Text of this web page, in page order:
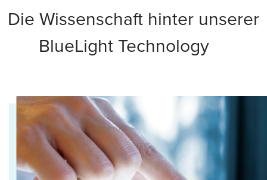
Die Wissenschaft hinter unserer
BlueLight Technology